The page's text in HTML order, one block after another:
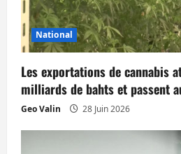
’
a
r
t
National
Les exportations de cannabis
milliards de bahts et passent
Geo Valin 28 Juin 2026